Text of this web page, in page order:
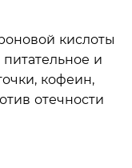
кислоты
и
кофеин,
отечности